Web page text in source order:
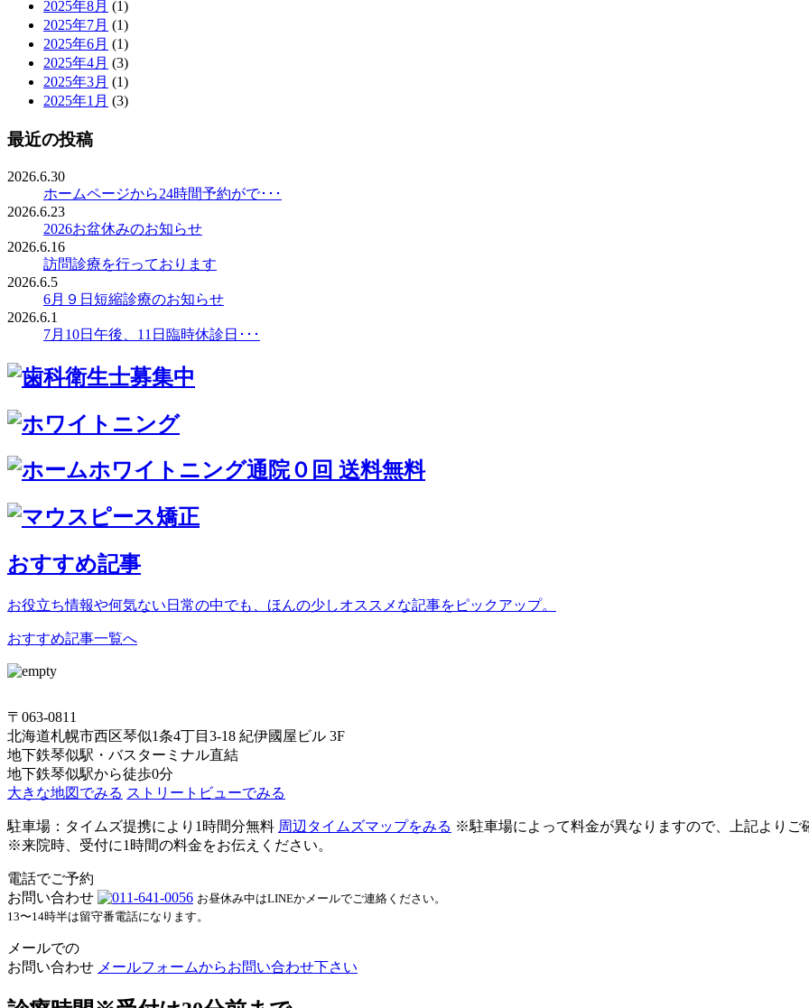
2025年8月 (1)
2025年7月 (1)
2025年6月 (1)
2025年4月 (3)
2025年3月 (1)
2025年1月 (3)
最近の投稿
2026.6.30
ホームページから24時間予約がで･･･
2026.6.23
2026お盆休みのお知らせ
2026.6.16
訪問診療を行っております
2026.6.5
6月９日短縮診療のお知らせ
2026.6.1
7月10日午後、11日臨時休診日･･･
おすすめ記事
お役立ち情報や何気ない日常の中でも、ほんの少しオススメな記事をピックアップ。
おすすめ記事一覧へ
〒063-0811
北海道札幌市西区琴似1条4丁目3-18 紀伊國屋ビル 3F
地下鉄琴似駅・バスターミナル直結
地下鉄琴似駅から徒歩0分
大きな地図でみる ストリートビューでみる
駐車場：タイムズ提携により1時間分無料 周辺タイムズマップをみる ※駐車場によって料金が異なりますので、上記よりご
※来院時、受付に1時間の料金をお伝えください。
電話でご予約
お問い合わせ
お昼休み中はLINEかメールでご連絡ください。
13〜14時半は留守番電話になります。
メールでの
お問い合わせ メールフォームからお問い合わせ下さい